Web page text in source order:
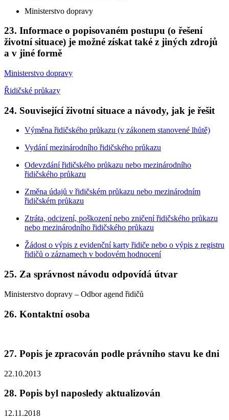
Ministerstvo dopravy
23. Informace o popisovaném postupu (o řešení
životní situace) je možné získat také z jiných zdrojů
a v jiné formě
Ministerstvo dopravy
Řidičské průkazy
24. Související životní situace a návody, jak je řešit
Výměna řidičského průkazu (v zákonem stanovené lhůtě)
Vydání mezinárodního řidičského průkazu
Odevzdání řidičského průkazu nebo mezinárodního
řidičského průkazu
Změna údajů v řidičském průkazu nebo mezinárodním
řidičském průkazu
Ztráta, odcizení, poškození nebo zničení řidičského průkazu
nebo mezinárodního řidičského průkazu
Žádost o výpis z evidenční karty řidiče nebo o výpis z registru
řidičů o záznamech v bodovém hodnocení
25. Za správnost návodu odpovídá útvar
Ministerstvo dopravy – Odbor agend řidičů
26. Kontaktní osoba
27. Popis je zpracován podle právního stavu ke dni
22.10.2013
28. Popis byl naposledy aktualizován
12.11.2018